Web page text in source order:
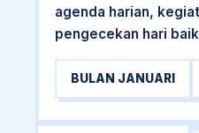
agenda harian,
pengecekan hari
BULAN JANUARI